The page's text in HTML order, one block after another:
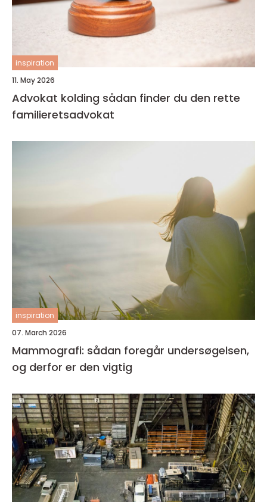
inspiration
11. May 2026
Advokat kolding sådan finder du den rette
familieretsadvokat
inspiration
07. March 2026
Mammografi: sådan foregår undersøgelsen,
og derfor er den vigtig